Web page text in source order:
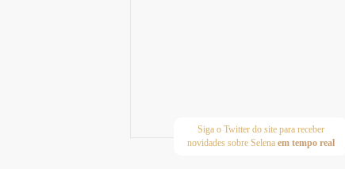
Siga o Twitter do site para receber
novidades sobre Selenaem tempo real